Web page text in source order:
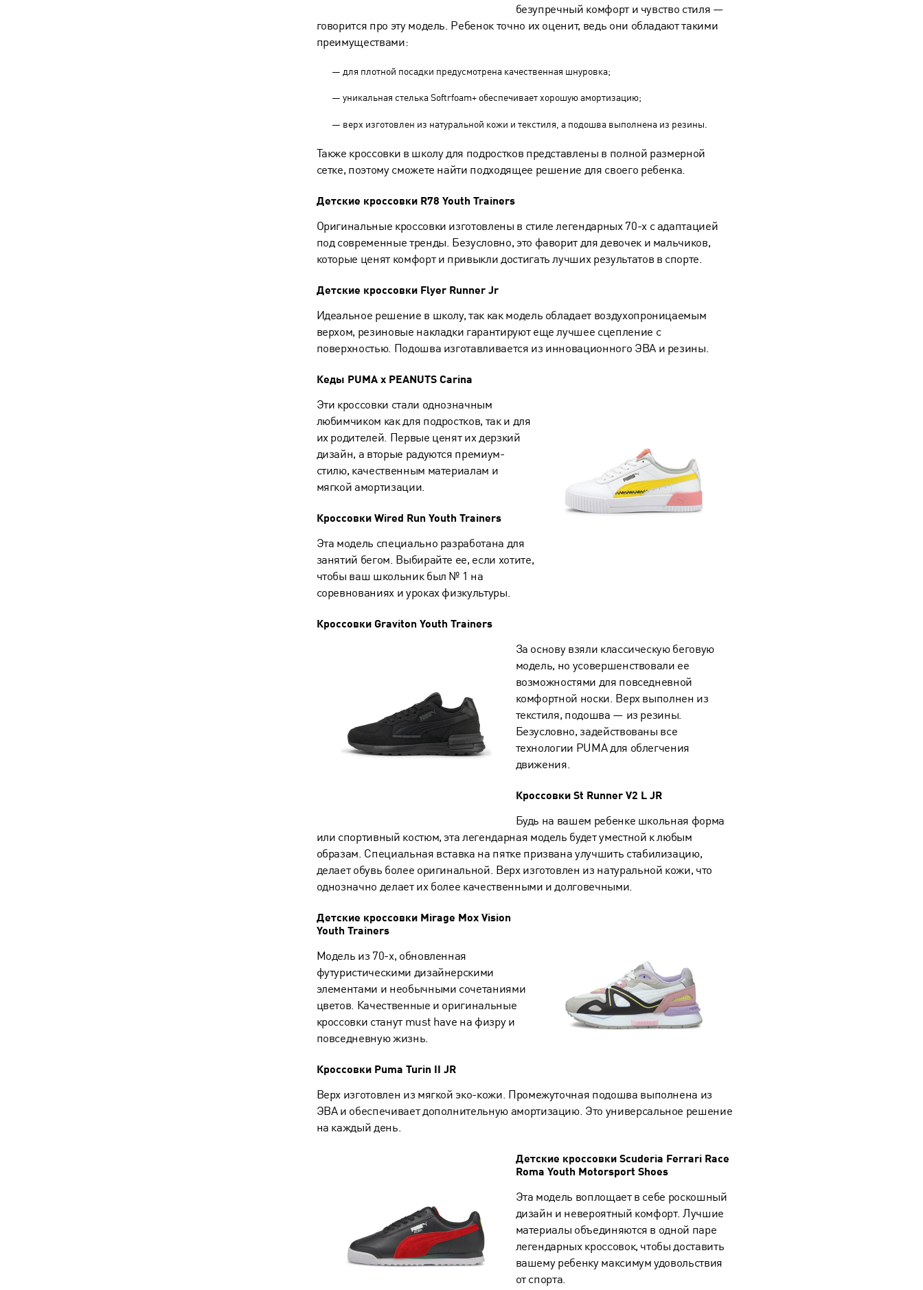
безупречный комфорт и чувство стиля —
говорится про эту модель. Ребенок точно их оценит, ведь они обладают такими
преимуществами:
— для плотной посадки предусмотрена качественная шнуровка;
— уникальная стелька Softrfoam+ обеспечивает хорошую амортизацию;
— верх изготовлен из натуральной кожи и текстиля, а подошва выполнена из резины.
Также кроссовки в школу для подростков представлены в полной размерной
сетке, поэтому сможете найти подходящее решение для своего ребенка.
Детские кроссовки R78 Youth Trainers
Оригинальные кроссовки изготовлены в стиле легендарных 70-х с адаптацией
под современные тренды. Безусловно, это фаворит для девочек и мальчиков,
которые ценят комфорт и привыкли достигать лучших результатов в спорте.
Детские кроссовки Flyer Runner Jr
Идеальное решение в школу, так как модель обладает воздухопроницаемым
верхом, резиновые накладки гарантируют еще лучшее сцепление с
поверхностью. Подошва изготавливается из инновационного ЭВА и резины.
Кеды PUMA x PEANUTS Carina
Эти кроссовки стали однозначным
любимчиком как для подростков, так и для
их родителей. Первые ценят их дерзкий
дизайн, а вторые радуются премиум-
стилю, качественным материалам и
мягкой амортизации.
Кроссовки Wired Run Youth Trainers
Эта модель специально разработана для
занятий бегом. Выбирайте ее, если хотите,
чтобы ваш школьник был № 1 на
соревнованиях и уроках физкультуры.
Кроссовки Graviton Youth Trainers
За основу взяли классическую беговую
модель, но усовершенствовали ее
возможностями для повседневной
комфортной носки. Верх выполнен из
текстиля, подошва — из резины.
Безусловно, задействованы все
технологии PUMA для облегчения
движения.
Кроссовки St Runner V2 L JR
Будь на вашем ребенке школьная форма
или спортивный костюм, эта легендарная модель будет уместной к любым
образам. Специальная вставка на пятке призвана улучшить стабилизацию,
делает обувь более оригинальной. Верх изготовлен из натуральной кожи, что
однозначно делает их более качественными и долговечными.
Детские кроссовки Mirage Mox Vision
Youth Trainers
Модель из 70-х, обновленная
футуристическими дизайнерскими
элементами и необычными сочетаниями
цветов. Качественные и оригинальные
кроссовки станут must have на физру и
повседневную жизнь.
Кроссовки Puma Turin II JR
Верх изготовлен из мягкой эко-кожи. Промежуточная подошва выполнена из
ЭВА и обеспечивает дополнительную амортизацию. Это универсальное решение
на каждый день.
Детские кроссовки Scuderia Ferrari Race
Roma Youth Motorsport Shoes
Эта модель воплощает в себе роскошный
дизайн и невероятный комфорт. Лучшие
материалы объединяются в одной паре
легендарных кроссовок, чтобы доставить
вашему ребенку максимум удовольствия
от спорта.